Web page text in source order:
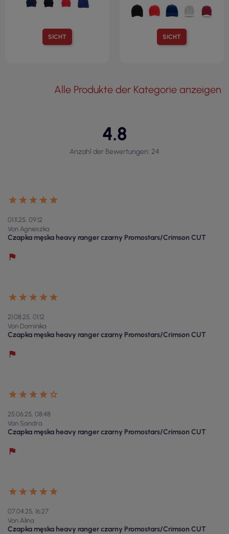
SICHT SICHT
Alle Produkte der Kategorie anzeigen
4.8
Anzahl der Bewertungen: 24
01.11.25, 09:12
Von Agnieszka
Czapka męska heavy ranger czarny Promostars/Crimson CUT
21.08.25, 01:12
Von Dominika
Czapka męska heavy ranger czarny Promostars/Crimson CUT
25.06.25, 08:48
Von Sandra
Czapka męska heavy ranger czarny Promostars/Crimson CUT
07.04.25, 16:27
Von Alina
Czapka męska heavy ranger czarny Promostars/Crimson CUT